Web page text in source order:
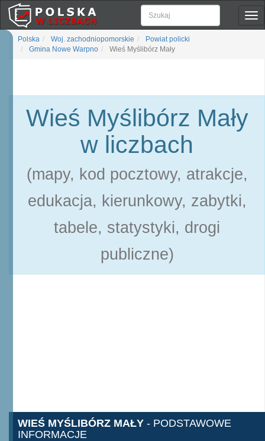
Polska Woj. zachodniopomorskie
Powiat policki
Gmina Nowe Warpno
Wieś Myślibórz Mały
Wieś Myślibórz Mały
w liczbach
(mapy, kod pocztowy, atrakcje,
edukacja, kierunkowy, zabytki,
tabele, statystyki, drogi
publiczne)
WIEŚ MYŚLIBÓRZ MAŁY - PODSTAWOWE
INFORMACJE